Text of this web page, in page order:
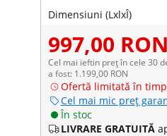
Dimensiuni (LxlxÎ)
997,00
Cel mai ieftin preț în cele 30
a fost: 1.199,00 RON
Ofertă limitată în timp
Cel mai mic preț
În stoc
LIVRARE GRATUITĂ